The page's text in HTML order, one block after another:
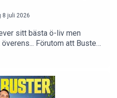
8 juli 2026
sitt bästa ö-liv men
Förutom att Buster
prylar vill han ockå tvinga på
koppar. Lojsan är inte helt
Reuterswärd-Wallin gör om
oberoende på en